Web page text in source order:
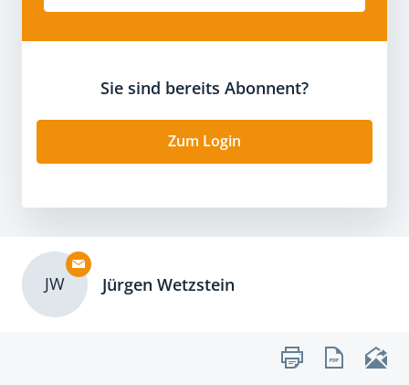
Sie sind bereits Abonnent?
Zum Login
JW Jürgen Wetzstein